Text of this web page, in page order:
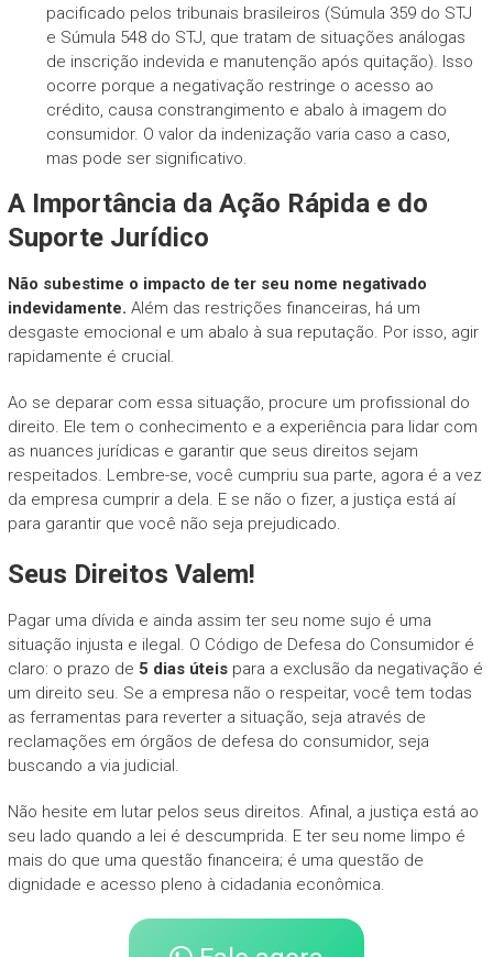
pacificado pelos tribunais brasileiros (Súmula 359 do STJ
e Súmula 548 do STJ, que tratam de situações análogas
de inscrição indevida e manutenção após quitação). Isso
ocorre porque a negativação restringe o acesso ao
crédito, causa constrangimento e abalo à imagem do
consumidor. O valor da indenização varia caso a caso,
mas pode ser significativo.
A Importância da Ação Rápida e do
Suporte Jurídico
Não subestime o impacto de ter seu nome negativado
indevidamente. Além das restrições financeiras, há um
desgaste emocional e um abalo à sua reputação. Por isso, agir
rapidamente é crucial.
Ao se deparar com essa situação, procure um profissional do
direito. Ele tem o conhecimento e a experiência para lidar com
as nuances jurídicas e garantir que seus direitos sejam
respeitados. Lembre-se, você cumpriu sua parte, agora é a vez
da empresa cumprir a dela. E se não o fizer, a justiça está aí
para garantir que você não seja prejudicado.
Seus Direitos Valem!
Pagar uma dívida e ainda assim ter seu nome sujo é uma
situação injusta e ilegal. O Código de Defesa do Consumidor é
claro: o prazo de 5 dias úteispara a exclusão da negativação é
um direito seu. Se a empresa não o respeitar, você tem todas
as ferramentas para reverter a situação, seja através de
reclamações em órgãos de defesa do consumidor, seja
buscando a via judicial.
Não hesite em lutar pelos seus direitos. Afinal, a justiça está ao
seu lado quando a lei é descumprida. E ter seu nome limpo é
mais do que uma questão financeira; é uma questão de
dignidade e acesso pleno à cidadania econômica.